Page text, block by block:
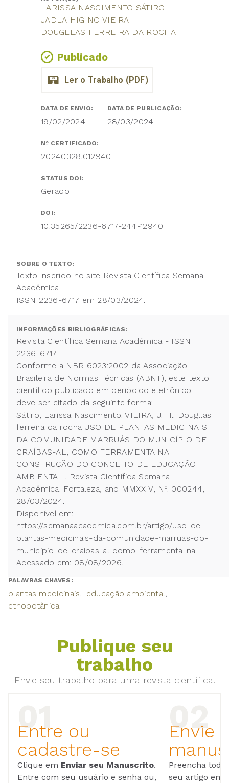
LARISSA NASCIMENTO SÁTIRO
JADLA HIGINO VIEIRA
DOUGLLAS FERREIRA DA ROCHA
Publicado
DATA DE ENVIO:
19/02/2024
DATA DE PUBLICAÇÃO:
28/03/2024
Nº CERTIFICADO:
20240328.012940
STATUS DOI:
Gerado
DOI:
10.35265/2236-6717-244-12940
SOBRE O TEXTO:
Texto inserido no site Revista Científica Semana
Acadêmica
ISSN 2236-6717 em 28/03/2024.
INFORMAÇÕES BIBLIOGRÁFICAS:
Revista Científica Semana Acadêmica - ISSN
2236-6717
Conforme a NBR 6023:2002 da Associação
Brasileira de Normas Técnicas (ABNT), este texto
científico publicado em periódico eletrônico
deve ser citado da seguinte forma:
Sátiro, Larissa Nascimento. VIEIRA, J. H.. Dougllas
ferreira da rocha USO DE PLANTAS MEDICINAIS
DA COMUNIDADE MARRUÁS DO MUNICÍPIO DE
CRAÍBAS-AL, COMO FERRAMENTA NA
CONSTRUÇÃO DO CONCEITO DE EDUCAÇÃO
AMBIENTAL.. Revista Científica Semana
Acadêmica. Fortaleza, ano MMXXIV, Nº. 000244,
28/03/2024.
Disponível em:
https://semanaacademica.com.br/artigo/uso-de-
plantas-medicinais-da-comunidade-marruas-do-
municipio-de-craibas-al-como-ferramenta-na
Acessado em: 08/08/2026.
PALAVRAS CHAVES:
plantas medicinais
educação ambiental
etnobotânica
Publique seu
trabalho
Envie seu trabalho para uma revista científica.
Entre ou
cadastre-se
Clique em Enviar seu Manuscrito.
Entre com seu usuário e senha ou,
Envie
Preencha
seu artigo em